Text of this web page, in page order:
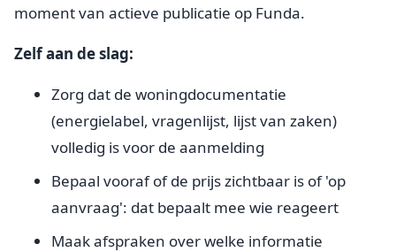
moment van actieve publicatie op Funda.
Zelf aan de slag:
Zorg dat de woningdocumentatie
(energielabel, vragenlijst, lijst van zaken)
volledig is voor de aanmelding
Bepaal vooraf of de prijs zichtbaar is of 'op
aanvraag': dat bepaalt mee wie reageert
Maak afspraken over welke informatie